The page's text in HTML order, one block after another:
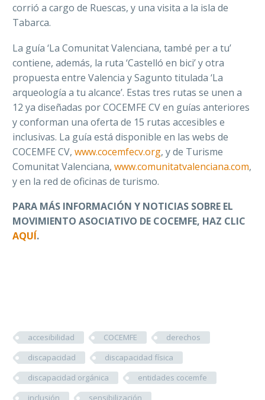
corrió a cargo de Ruescas, y una visita a la isla de
Tabarca.
La guía ‘La Comunitat Valenciana, també per a tu’
contiene, además, la ruta ‘Castelló en bici’ y otra
propuesta entre Valencia ySagunto titulada ‘La
arqueología a tu alcance’. Estas tres rutas se unen a
12 ya diseñadas por COCEMFE CV en guías anteriores
y conforman una oferta de 15 rutas accesibles e
inclusivas. La guía está disponible en las webs de
COCEMFE CV, www.cocemfecv.org, y de Turisme
Comunitat Valenciana, www.comunitatvalenciana.com,
y en la red de oficinas de turismo.
PARA MÁS INFORMACIÓN Y NOTICIAS SOBRE EL
MOVIMIENTO ASOCIATIVO DE COCEMFE, HAZ CLIC
AQUÍ.
accesibilidad COCEMFE
derechos
discapacidad
discapacidad física
discapacidad orgánica
entidades cocemfe
inclusión
sensibilización